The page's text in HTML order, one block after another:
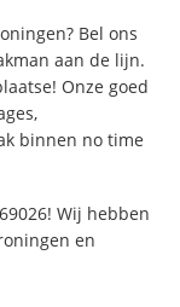
Bel ons
aan de lijn.
Onze goed
binnen no time
Wij hebben
en